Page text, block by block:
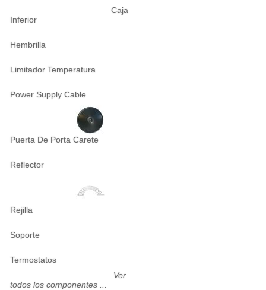
Caja
Inferior
Hembrilla
Limitador Temperatura
Power Supply Cable
Puerta De Porta Carete
Reflector
Rejilla
Soporte
Termostatos
Ver
todos los componentes ...